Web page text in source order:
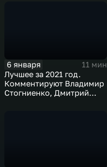
6 января
11 мин
Лучшее за 2021 год.
Комментируют Владимир
Стогниенко, Дмитрий